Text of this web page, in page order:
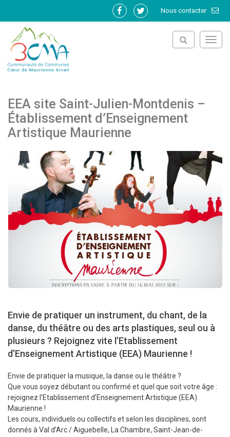
Nous contacter
Lien
Lien
EEA site Saint-Julien-Montdenis –
Établissement d’Enseignement
Artistique Maurienne
Envie de pratiquer un instrument, du chant, de la
danse, du théâtre ou des arts plastiques, seul ou à
plusieurs ? Rejoignez vite l’Etablissement
d’Enseignement Artistique (EEA) Maurienne !
Envie de pratiquer la musique, la danse ou le théâtre ?
Que vous soyez débutant ou confirmé et quel que soit votre âge :
rejoignez l’Etablissement d’Enseignement Artistique (EEA)
Maurienne !
Les cours, individuels ou collectifs et selon les disciplines, sont
donnés à Val d’Arc / Aiguebelle, La Chambre, Saint-Jean-de-